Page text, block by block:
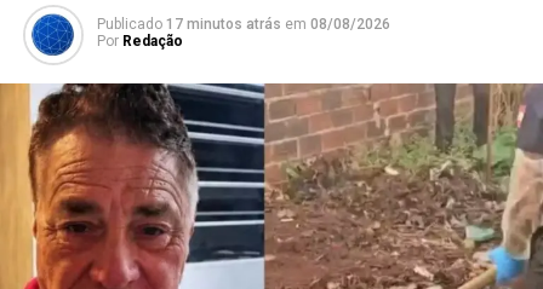
Publicado 17 minutos atrás em 08/08/2026
Por Redação